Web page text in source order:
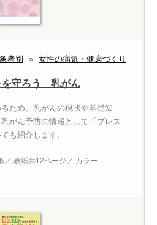
者別 » 女性の病気・健康づくり
を守ろう 乳がん
ため、乳がんの現状や基礎知
がん予防の情報として「ブレス
も紹介します。
／ 表紙共12ページ／ カラー